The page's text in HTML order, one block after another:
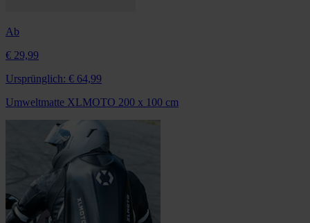
Ab
€ 29,99
Ursprünglich: € 64,99
Umweltmatte XLMOTO 200 x 100 cm